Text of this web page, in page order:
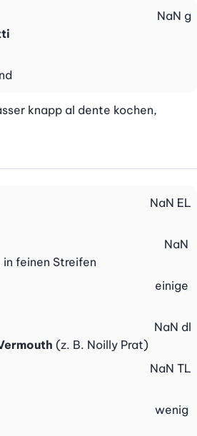
NaN g
knapp al dente kochen,
NaN EL
feinen Streifen
NaN
einige
(z. B. Noilly Prat)
NaN dl
NaN TL
wenig